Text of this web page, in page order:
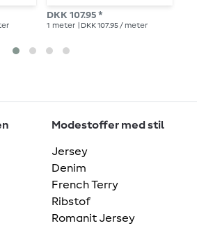
DKK 107.95 *
1 meter | DKK 107.95 / meter
Modestoffer med stil
Jersey
Denim
French Terry
Ribstof
Romanit Jersey